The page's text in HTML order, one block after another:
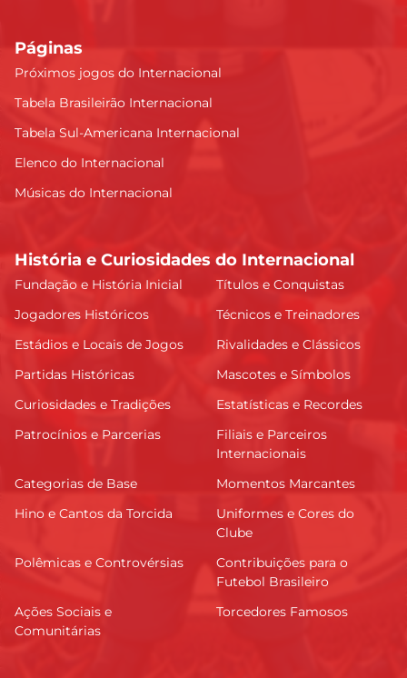
Páginas
Próximos jogos do Internacional
Tabela Brasileirão Internacional
Tabela Sul-Americana Internacional
Elenco do Internacional
Músicas do Internacional
História e Curiosidades do Internacional
Fundação e História Inicial
Títulos e Conquistas
Jogadores Históricos
Técnicos e Treinadores
Estádios e Locais de Jogos
Rivalidades e Clássicos
Partidas Históricas
Mascotes e Símbolos
Curiosidades e Tradições
Estatísticas e Recordes
Patrocínios e Parcerias
Filiais e Parceiros
Internacionais
Categorias de Base
Momentos Marcantes
Hino e Cantos da Torcida
Uniformes e Cores do
Clube
Polêmicas e Controvérsias
Contribuições para o
Futebol Brasileiro
Ações Sociais e
Comunitárias
Torcedores Famosos